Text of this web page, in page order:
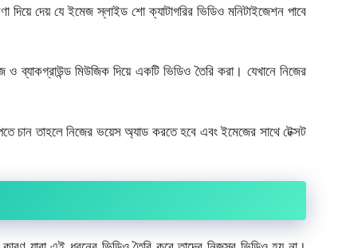
দেয় যে ইমেজ স্লাইড শো ক্যাটাগরির ভিডিও মনিটাইজেশন পাবে
মিউজিক দিয়ে একটি ভিডিও তৈরি করা। যেখানে নিজের
চান তাহলে নিজের ভয়েস অ্যাড করতে হবে এবং ইমেজের সাথে টেক্সট